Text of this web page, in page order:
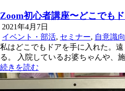
Zoom初心者講座〜どこでも
2021年4月7日
イベント・部活, セミナー, 自意識
私はどこでもドアを手に入れた。
る。 入院しているお婆ちゃんや、
続きを読む